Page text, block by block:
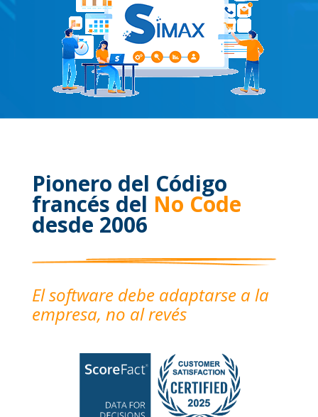
Pionero del Código
francés del No Code
desde 2006
El software debe adaptarse a la
empresa, no al revés